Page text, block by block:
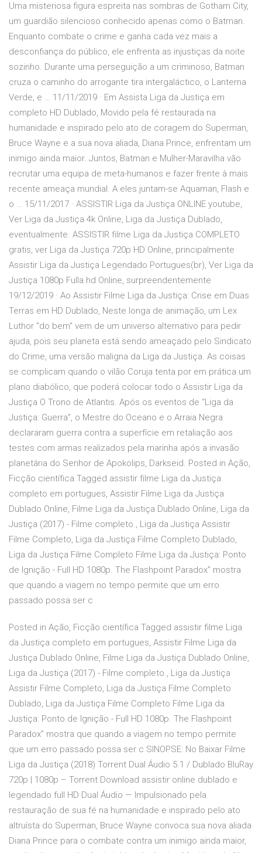
Uma misteriosa figura espreita nas sombras de Gotham City,
um guardião silencioso conhecido apenas como o Batman.
Enquanto combate o crime e ganha cada vez mais a
desconfiança do público, ele enfrenta as injustiças da noite
sozinho. Durante uma perseguição a um criminoso, Batman
cruza o caminho do arrogante tira intergaláctico, o Lanterna
Verde, e … 11/11/2019 · Em Assista Liga da Justiça em
completo HD Dublado, Movido pela fé restaurada na
humanidade e inspirado pelo ato de coragem do Superman,
Bruce Wayne e a sua nova aliada, Diana Prince, enfrentam um
inimigo ainda maior. Juntos, Batman e Mulher-Maravilha vão
recrutar uma equipa de meta-humanos e fazer frente à mais
recente ameaça mundial. A eles juntam-se Aquaman, Flash e
o … 15/11/2017 · ASSISTIR Liga da Justiça ONLINE youtube,
Ver Liga da Justiça 4k Online, Liga da Justiça Dublado,
eventualmente. ASSISTIR filme Liga da Justiça COMPLETO
gratis, ver Liga da Justiça 720p HD Online, principalmente
Assistir Liga da Justiça Legendado Portugues(br), Ver Liga da
Justiça 1080p Fulla hd Online, surpreendentemente
19/12/2019 · Ao Assistir Filme Liga da Justiça: Crise em Duas
Terras em HD Dublado, Neste longa de animação, um Lex
Luthor "do bem" vem de um universo alternativo para pedir
ajuda, pois seu planeta está sendo ameaçado pelo Sindicato
do Crime, uma versão maligna da Liga da Justiça. As coisas
se complicam quando o vilão Coruja tenta por em prática um
plano diabólico, que poderá colocar todo o Assistir Liga da
Justiça O Trono de Atlantis. Após os eventos de “Liga da
Justiça: Guerra”, o Mestre do Oceano e o Arraia Negra
declararam guerra contra a superfície em retaliação aos
testes com armas realizados pela marinha após a invasão
planetária do Senhor de Apokolips, Darkseid. Posted in Ação,
Ficção científica Tagged assistir filme Liga da Justiça
completo em portugues, Assistir Filme Liga da Justiça
Dublado Online, Filme Liga da Justiça Dublado Online, Liga da
Justiça (2017) - Filme completo., Liga da Justiça Assistir
Filme Completo, Liga da Justiça Filme Completo Dublado,
Liga da Justiça Filme Completo Filme Liga da Justiça: Ponto
de Ignição - Full HD 1080p. The Flashpoint Paradox” mostra
que quando a viagem no tempo permite que um erro
passado possa ser c
Posted in Ação, Ficção científica Tagged assistir filme Liga
da Justiça completo em portugues, Assistir Filme Liga da
Justiça Dublado Online, Filme Liga da Justiça Dublado Online,
Liga da Justiça (2017) - Filme completo., Liga da Justiça
Assistir Filme Completo, Liga da Justiça Filme Completo
Dublado, Liga da Justiça Filme Completo Filme Liga da
Justiça: Ponto de Ignição - Full HD 1080p. The Flashpoint
Paradox” mostra que quando a viagem no tempo permite
que um erro passado possa ser c SINOPSE: No Baixar Filme
Liga da Justiça (2018) Torrent Dual Áudio 5.1 / Dublado BluRay
720p | 1080p – Torrent Download assistir online dublado e
legendado full HD Dual Áudio — Impulsionado pela
restauração de sua fé na humanidade e inspirado pelo ato
altruísta do Superman, Bruce Wayne convoca sua nova aliada
Diana Prince para o combate contra um inimigo ainda maior,